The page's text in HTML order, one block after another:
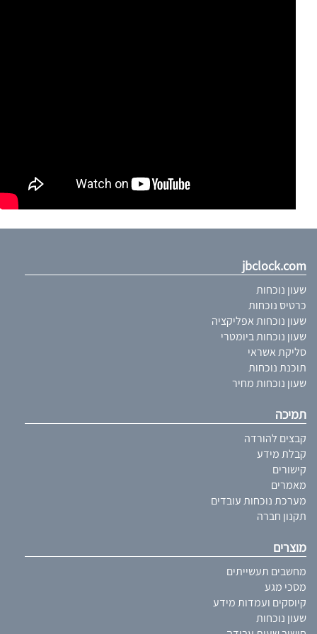
jbclock.com
שעון נוכחות
כרטיס נוכחות
שעון נוכחות אפליקציה
שעון נוכחות ביומטרי
סליקת אשראי
תוכנת נוכחות
שעון נוכחות מחיר
תמיכה
קבצים להורדה
קבלת מידע
קישורים
מאמרים
מערכת נוכחות עובדים
תקנון חברה
מוצרים
מחשבים תעשייתים
מסכי מגע
קיוסקים ועמדות מידע
שעון נוכחות